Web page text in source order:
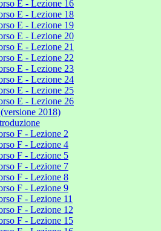
E - Lezione 16
E - Lezione 18
E - Lezione 19
E - Lezione 20
E - Lezione 21
E - Lezione 22
E - Lezione 23
E - Lezione 24
E - Lezione 25
E - Lezione 26
2018)
F - Lezione 2
F - Lezione 4
F - Lezione 5
F - Lezione 7
F - Lezione 8
F - Lezione 9
F - Lezione 11
F - Lezione 12
F - Lezione 15